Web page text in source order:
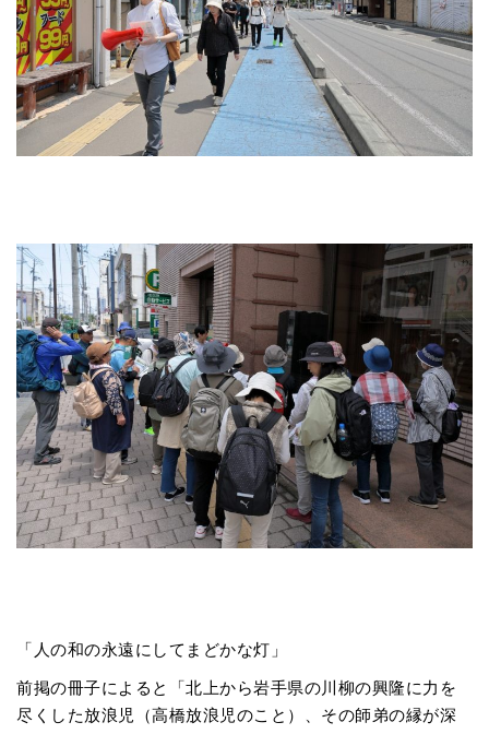
「人の和の永遠にしてまどかな灯」
前掲の冊子によると「北上から岩手県の川柳の興隆に力を
尽くした放浪児（高橋放浪児のこと）、その師弟の縁が深